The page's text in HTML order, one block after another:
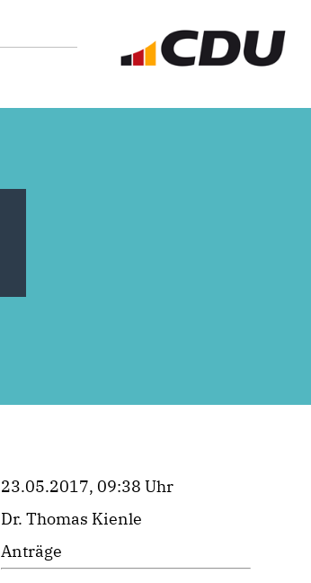
23.05.2017, 09:38 Uhr
Dr. Thomas Kienle
Anträge